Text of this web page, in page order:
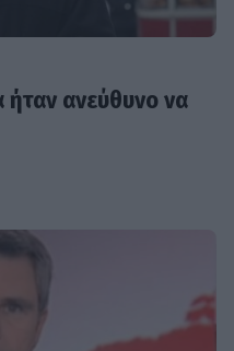
ανεύθυνο να